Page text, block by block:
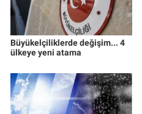
Büyükelçiliklerde değişim... 4
ülkeye yeni atama